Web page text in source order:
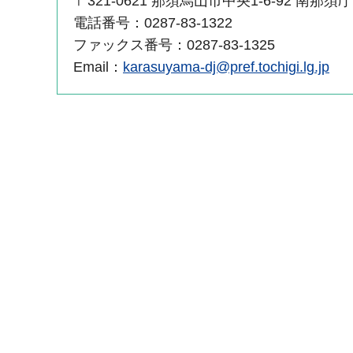
電話番号：0287-83-1322
ファックス番号：0287-83-1325
Email： karasuyama-dj@pref.tochigi.lg.jp